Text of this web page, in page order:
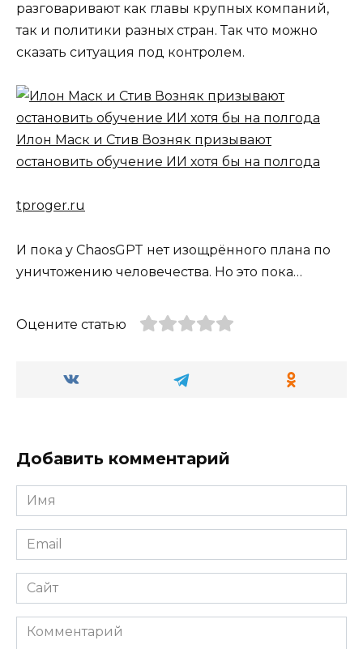
разговаривают как главы крупных компаний,
так и политики разных стран. Так что можно
сказать ситуация под контролем.
Илон Маск и Стив Возняк призывают
остановить обучение ИИ хотя бы на полгода
tproger.ru
И пока у ChaosGPT нет изощрённого плана по
уничтожению человечества. Но это пока…
Оцените статью
Добавить комментарий
Имя
*
Email
*
Сайт
Комментарий